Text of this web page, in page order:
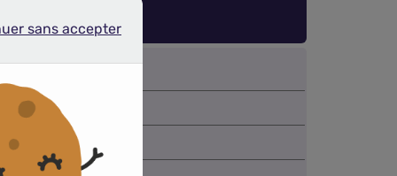
en 2025
sans accepter
sans accepter